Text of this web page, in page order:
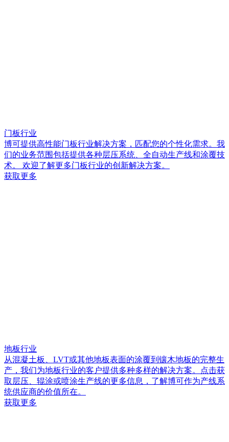
门板行业
博可提供高性能门板行业解决方案，匹配您的个性化需求。我
们的业务范围包括提供各种层压系统、全自动生产线和涂覆技
术。 欢迎了解更多门板行业的创新解决方案。
获取更多
地板行业
从混凝土板、LVT或其他地板表面的涂覆到镶木地板的完整生
产，我们为地板行业的客户提供多种多样的解决方案。点击获
取层压、辊涂或喷涂生产线的更多信息，了解博可作为产线系
统供应商的价值所在。
获取更多